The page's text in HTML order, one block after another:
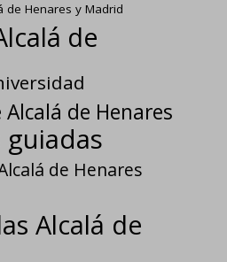
de Henares y Madrid
de
de Henares
guiadas
de Henares
Alcalá de